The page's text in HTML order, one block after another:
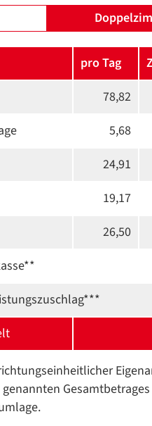
pro Tag
78,82
5,68
24,91
19,17
26,50